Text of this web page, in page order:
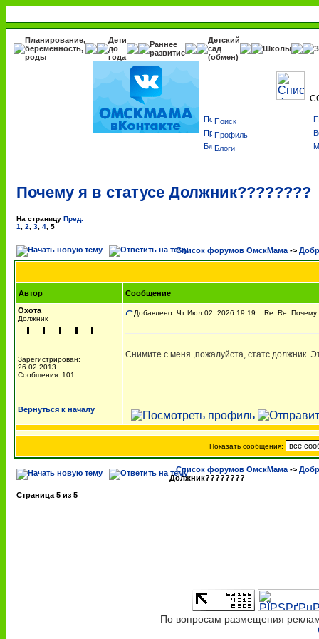
Планирование,
беременность,
роды
Дети
до
года
Раннее
развитие
Детский
сад
(обмен)
Школы
Поиск
Профиль
Блоги
Почему я в статусе Должник????????
На страницу Пред.
1
2 3 4 5
Список форумов ОмскМама ->
Автор
Сообщение
Охота
Должник
Зарегистрирован:
26.02.2013
Сообщения: 101
Добавлено: Чт Июл 02, 2026 19:19 Re: Re: Почему
Снимите с меня ,пожалуйста, статс должник.
Вернуться к началу
Показать сообщения:
Список форумов ОмскМама ->
Должник????????
Страница 5 из 5
По вопросам размещения